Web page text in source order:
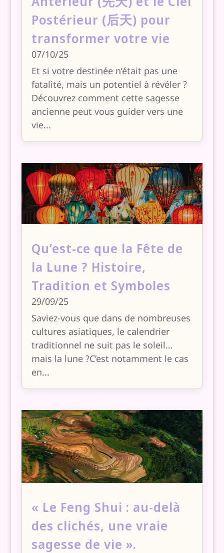
Postérieur (后天) pour
transformer votre vie
07/10/25
Et si votre destinée n’était pas une
fatalité, mais un potentiel à révéler ?
Découvrez comment cette sagesse
ancienne peut vous guider vers une
vie...
Qu’est-ce que la Fête de
la Lune ? Histoire,
Tradition et Symboles
29/09/25
Saviez-vous que dans de nombreuses
cultures asiatiques, le calendrier
traditionnel ne suit pas le soleil…
mais la lune ?C’est notamment le cas
en...
« Le Feng Shui : au-delà
des clichés, une vraie
sagesse de vie ».